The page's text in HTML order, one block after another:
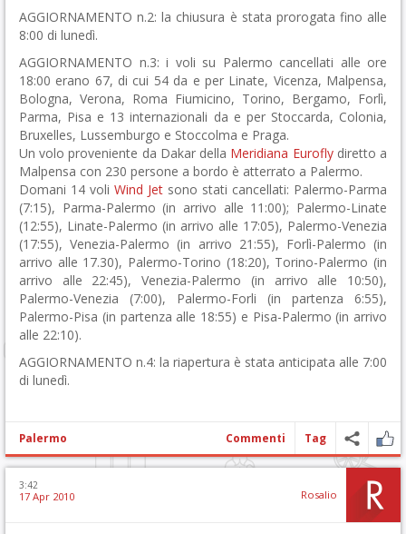
AGGIORNAMENTO n.2: la chiusura è stata prorogata fino alle
8:00 di lunedì.
AGGIORNAMENTO n.3: i voli su Palermo cancellati alle ore
18:00 erano 67, di cui 54 da e per Linate, Vicenza, Malpensa,
Bologna, Verona, Roma Fiumicino, Torino, Bergamo, Forlì,
Parma, Pisa e 13 internazionali da e per Stoccarda, Colonia,
Bruxelles, Lussemburgo e Stoccolma e Praga.
Un volo proveniente da Dakar della Meridiana Euroflydiretto a
Malpensa con 230 persone a bordo è atterrato a Palermo.
Domani 14 voli Wind Jet sono stati cancellati: Palermo-Parma
(7:15), Parma-Palermo (in arrivo alle 11:00); Palermo-Linate
(12:55), Linate-Palermo (in arrivo alle 17:05), Palermo-Venezia
(17:55), Venezia-Palermo (in arrivo 21:55), Forlì-Palermo (in
arrivo alle 17.30), Palermo-Torino (18:20), Torino-Palermo (in
arrivo alle 22:45), Venezia-Palermo (in arrivo alle 10:50),
Palermo-Venezia (7:00), Palermo-Forli (in partenza 6:55),
Palermo-Pisa (in partenza alle 18:55) e Pisa-Palermo (in arrivo
alle 22:10).
AGGIORNAMENTO n.4: la riapertura è stata anticipata alle 7:00
di lunedì.
Palermo Commenti Tag
3:42
17 Apr 2010 Rosalio